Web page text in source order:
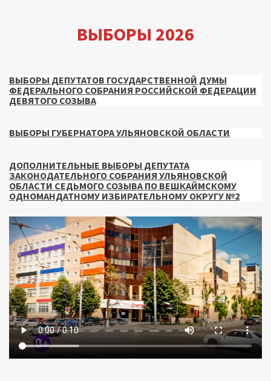
ВЫБОРЫ 2026
ВЫБОРЫ ДЕПУТАТОВ ГОСУДАРСТВЕННОЙ ДУМЫ
ФЕДЕРАЛЬНОГО СОБРАНИЯ РОССИЙСКОЙ ФЕДЕРАЦИИ
ДЕВЯТОГО СОЗЫВА
ВЫБОРЫ ГУБЕРНАТОРА УЛЬЯНОВСКОЙ ОБЛАСТИ
ДОПОЛНИТЕЛЬНЫЕ ВЫБОРЫ ДЕПУТАТА
ЗАКОНОДАТЕЛЬНОГО СОБРАНИЯ УЛЬЯНОВСКОЙ
ОБЛАСТИ СЕДЬМОГО СОЗЫВА ПО ВЕШКАЙМСКОМУ
ОДНОМАНДАТНОМУ ИЗБИРАТЕЛЬНОМУ ОКРУГУ №2